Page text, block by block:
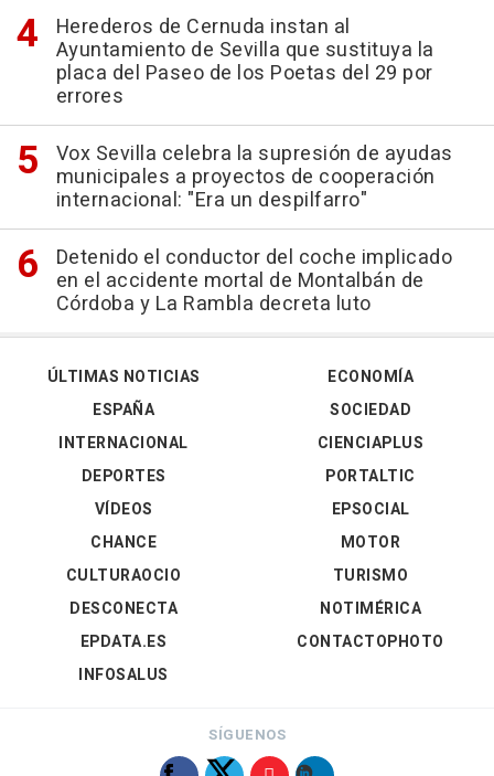
Herederos de Cernuda instan al
Ayuntamiento de Sevilla que sustituya la
placa del Paseo de los Poetas del 29 por
errores
Vox Sevilla celebra la supresión de ayudas
municipales a proyectos de cooperación
internacional: "Era un despilfarro"
Detenido el conductor del coche implicado
en el accidente mortal de Montalbán de
Córdoba y La Rambla decreta luto
ÚLTIMAS NOTICIAS
ESPAÑA
INTERNACIONAL
DEPORTES
VÍDEOS
ECONOMÍA
SOCIEDAD
CIENCIAPLUS
PORTALTIC
EPSOCIAL
CHANCE
CULTURAOCIO
DESCONECTA
EPDATA.ES
INFOSALUS
MOTOR
TURISMO
NOTIMÉRICA
CONTACTOPHOTO
SÍGUENOS